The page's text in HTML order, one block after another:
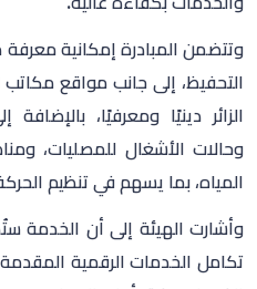
وتتضمن المبادرة إمكانية
التحفيظ، إلى جانب مواقع مكاتب
الزائر دينيًا ومعرفيًا،
وحالات الأشغال للمصليات،
المياه، بما يسهم في تنظيم
وأشارت الهيئة إلى أن الخدمة
تكامل الخدمات الرقمية